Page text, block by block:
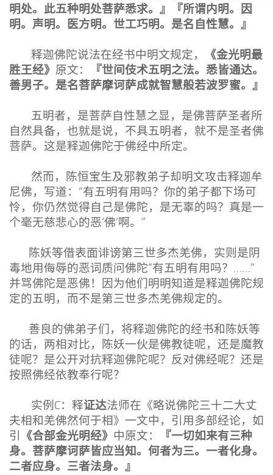
明处。此五种明处菩萨悉求。』『所谓内明。因
明。声明。
医方明。世工巧明。是名自性慧。』
释迦佛陀说法在经书中明文规定，
《金光明最
胜王经》 原文：
『世间伎术五明之法。悉皆通达。
善男子。是名菩萨摩诃萨成就智慧般若波罗蜜。』
五明者，是菩萨自性慧之显，是佛菩萨圣者所
自然具备，也就是说，不具五明者，就不是圣者佛
菩萨。这是释迦佛陀于佛经中所定。
然而，陈恒宝生及邪教弟子却明文攻击释迦牟
尼佛，写道：“有五明有用吗？你的弟子都下场可
怜，你仍然觉得自己是佛陀，是无辜的吗？真是一
个毫无慈悲心的恶‘佛’啊。”
陈妖等借表面诽谤第三世多杰羌佛，实则是阴
毒地用侮辱的恶词质问佛陀“有五明有用吗？……”
并骂佛陀是恶佛！因为他们明明知道是释迦佛陀规
定的五明，而不是第三世多杰羌佛规定的。
善良的佛弟子们，将释迦佛陀的经书和陈妖等
的话，两相对比，陈妖一伙是佛教徒呢，还是魔教
徒呢？是公开对抗释迦佛陀呢？反对佛经呢？还是
按照佛经依教奉行呢？
实例C：释证达法师在《略说佛陀三十二大丈
夫相和羌佛然何于相》一文中，引用多部经论，如
引
《合部金光明经》 中原文：
『一切如来有三种
身。菩萨摩诃萨皆应当知。何者为三。一者化身。
二者应身。三者法身。』